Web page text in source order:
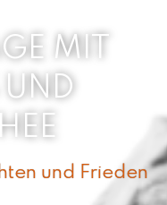
MIT
und Frieden